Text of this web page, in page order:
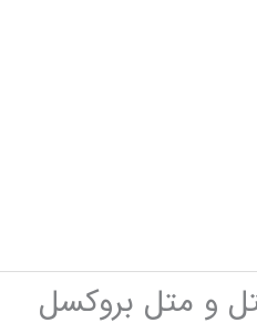
و متل بروکسل